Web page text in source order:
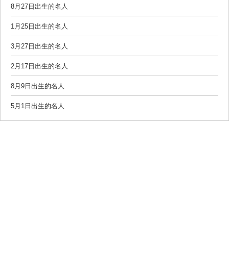
8月27日出生的名人
1月25日出生的名人
3月27日出生的名人
2月17日出生的名人
8月9日出生的名人
5月1日出生的名人